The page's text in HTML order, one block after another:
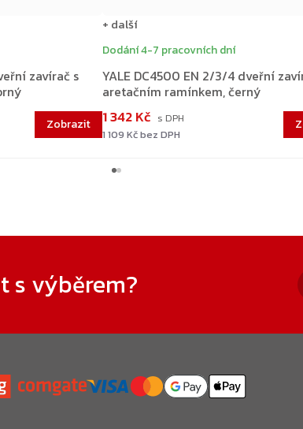
zavírač s
YALE DC4500 EN 2/3/4 dveřní
aretačním ramínkem, černý
Dodání 4-7 pracovních dní
1 109 Kč bez DPH
1 342 Kč
+ další
s výběrem?